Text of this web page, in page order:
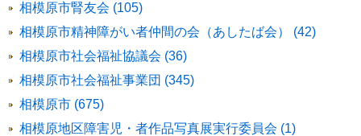
相模原市腎友会 (105)
相模原市精神障がい者仲間の会（あしたば会） (42)
相模原市社会福祉協議会 (36)
相模原市社会福祉事業団 (345)
相模原市 (675)
相模原地区障害児・者作品写真展実行委員会 (1)